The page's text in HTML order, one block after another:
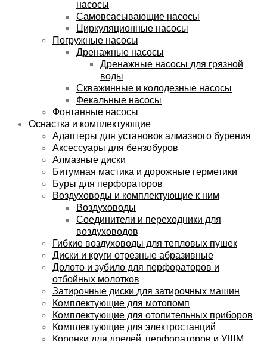
насосы
Самовсасывающие насосы
Циркуляционные насосы
Погружные насосы
Дренажные насосы
Дренажные насосы для грязной
воды
Скважинные и колодезные насосы
Фекальные насосы
Фонтанные насосы
Оснастка и комплектующие
Адаптеры для установок алмазного бурения
Аксессуары для бензобуров
Алмазные диски
Битумная мастика и дорожные герметики
Буры для перфораторов
Воздуховоды и комплектующие к ним
Воздуховоды
Соединители и переходники для
воздуховодов
Гибкие воздуховоды для тепловых пушек
Диски и круги отрезные абразивные
Долото и зубило для перфораторов и
отбойных молотков
Затирочные диски для затирочных машин
Комплектующие для мотопомп
Комплектующие для отопительных приборов
Комплектующие для электростанций
Коронки для дрелей, перфораторов и УШМ